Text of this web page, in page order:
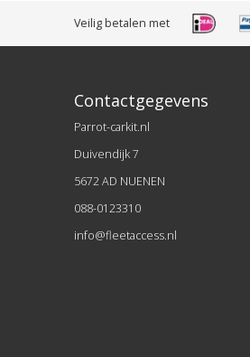
Veilig betalen met
Contactgegevens
Parrot-carkit.nl
Duivendijk 7
5672 AD NUENEN
088-0123310
info@fleetaccess.nl